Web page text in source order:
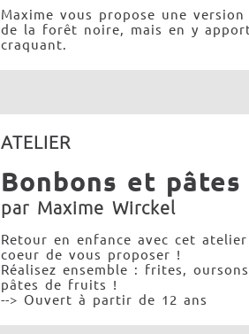
Maxime vous propose une
de la forêt noire, mais en y
craquant.
ATELIER
Bonbons et
par Maxime Wirckel
Retour en enfance avec cet
coeur de vous proposer !
Réalisez ensemble : frites,
pâtes de fruits !
--> Ouvert à partir de 12 ans